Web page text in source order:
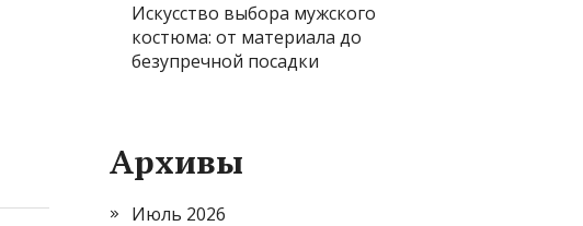
Искусство выбора мужского
костюма: от материала до
безупречной посадки
Архивы
Июль 2026